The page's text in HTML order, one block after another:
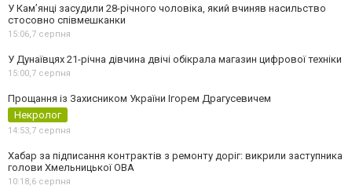
У Камʼянці засудили 28-річного чоловіка, який вчиняв насильство
стосовно співмешканки
15:06,7 серпня
У Дунаївцях 21-річна дівчина двічі обікрала магазин цифрової техніки
15:00,7 серпня
Прощання із Захисником України Ігорем Драгусевичем
Некролог
14:53,7 серпня
Хабар за підписання контрактів з ремонту доріг: викрили заступника
голови Хмельницької ОВА
10:18,6 серпня